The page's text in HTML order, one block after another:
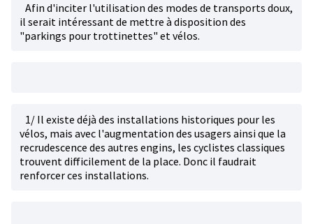
Afin d'inciter l'utilisation des modes de transports doux,
il serait intéressant de mettre à disposition des
"parkings pour trottinettes" et vélos.
1/ Il existe déjà des installations historiques pour les
vélos, mais avec l'augmentation des usagers ainsi que la
recrudescence des autres engins, les cyclistes classiques
trouvent difficilement de la place. Donc il faudrait
renforcer ces installations.